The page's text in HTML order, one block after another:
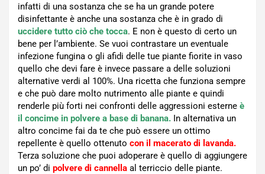
infatti di una sostanza che se ha un grande potere
disinfettante è anche una sostanza che è in grado di
uccidere tutto ciò che tocca. E non è questo di certo un
bene per l’ambiente. Se vuoi contrastare un eventuale
infezione fungina o gli afidi delle tue piante fiorite in vaso
quello che devi fare è invece passare a delle soluzioni
alternative verdi al 100%. Una ricetta che funziona sempre
e che può dare molto nutrimento alle piante e quindi
renderle più forti nei confronti delle aggressioni esterne è
il concime in polvere a base di banana. In alternativa un
altro concime fai da te che può essere un ottimo
repellente è quello ottenuto con il macerato di lavanda.
Terza soluzione che puoi adoperare è quello di aggiungere
un po’ di polvere di cannella al terriccio delle piante.